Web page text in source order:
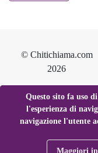
© Chitichiama.com
2026
Questo sito fa uso
l'esperienza di
navigazione l'utente
Maggiori